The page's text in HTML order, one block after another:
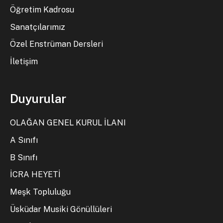
Öğretim Kadrosu
Sanatçılarımız
Özel Enstrüman Dersleri
İletişim
Duyurular
OLAĞAN GENEL KURUL İLANI
A Sınıfı
B Sınıfı
İCRA HEYETİ
Meşk Topluluğu
Üsküdar Musiki Gönüllüleri